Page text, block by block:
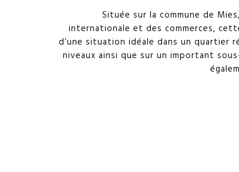
Située sur la commune de
internationale et des commerces,
d’une situation idéale dans un quartier
niveaux ainsi que sur un important